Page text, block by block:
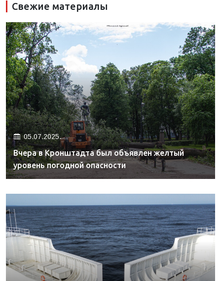
Свежие материалы
05.07.2025.
Вчера в Кронштадта был объявлен желтый
уровень погодной опасности